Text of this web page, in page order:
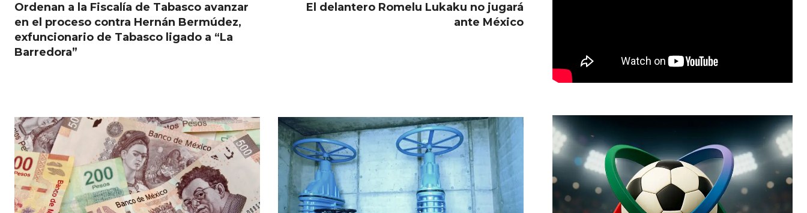
Ordenan a la Fiscalía de Tabasco avanzar
en el proceso contra Hernán Bermúdez,
exfuncionario de Tabasco ligado a “La
Barredora”
El delantero Romelu Lukaku no jugará
ante México